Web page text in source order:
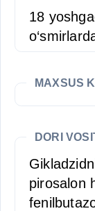
18
MAXSUS
DORI
pirosalon